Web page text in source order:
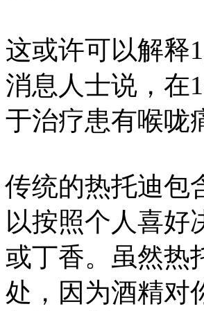
这或许可以解释
消息人士说，在
于治疗患有喉咙
传统的热托迪包
以按照个人喜好
或丁香。虽然热
处，因为酒精对